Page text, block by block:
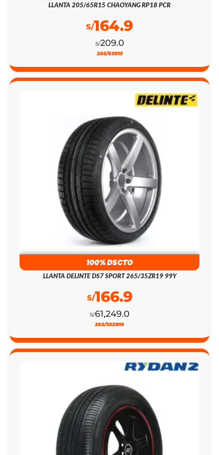
LLANTA 205/65R15 CHAOYANG RP18 PCR
S/209.0
S/164.9
205/65R15
100% DSCTO
LLANTA DELINTE DS7 SPORT 265/35ZR19 99Y
S/61,249.0
S/166.9
265/35ZR19